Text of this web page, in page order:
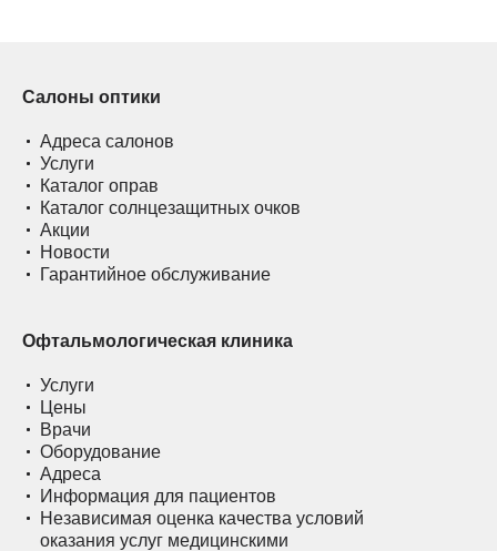
Салоны оптики
Адреса салонов
Услуги
Каталог оправ
Каталог солнцезащитных очков
Акции
Новости
Гарантийное обслуживание
Офтальмологическая клиника
Услуги
Цены
Врачи
Оборудование
Адреса
Информация для пациентов
Независимая оценка качества условий
оказания услуг медицинскими